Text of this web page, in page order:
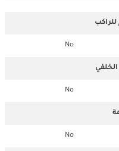
للراكب
No
No
No